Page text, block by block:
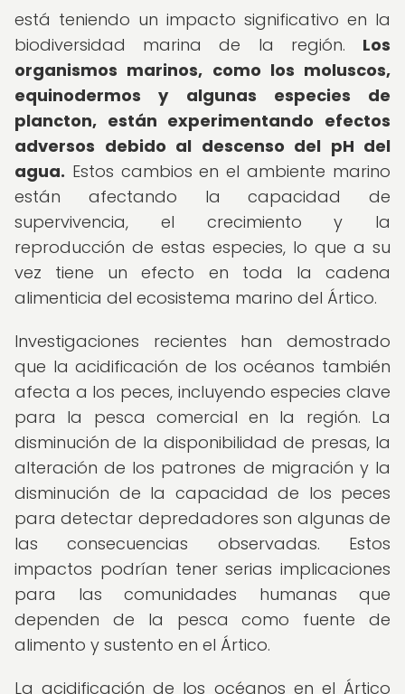
está teniendo un impacto significativo en la
biodiversidad marina de la región. Los
organismos marinos, como los moluscos,
equinodermos y algunas especies de
plancton, están experimentando efectos
adversos debido al descenso del pH del
agua. Estos cambios en el ambiente marino
están afectando la capacidad de
supervivencia, el crecimiento y la
reproducción de estas especies, lo que a su
vez tiene un efecto en toda la cadena
alimenticia del ecosistema marino del Ártico.
Investigaciones recientes han demostrado
que la acidificación de los océanos también
afecta a los peces, incluyendo especies clave
para la pesca comercial en la región. La
disminución de la disponibilidad de presas, la
alteración de los patrones de migración y la
disminución de la capacidad de los peces
para detectar depredadores son algunas de
las consecuencias observadas. Estos
impactos podrían tener serias implicaciones
para las comunidades humanas que
dependen de la pesca como fuente de
alimento y sustento en el Ártico.
La acidificación de los océanos en el Ártico